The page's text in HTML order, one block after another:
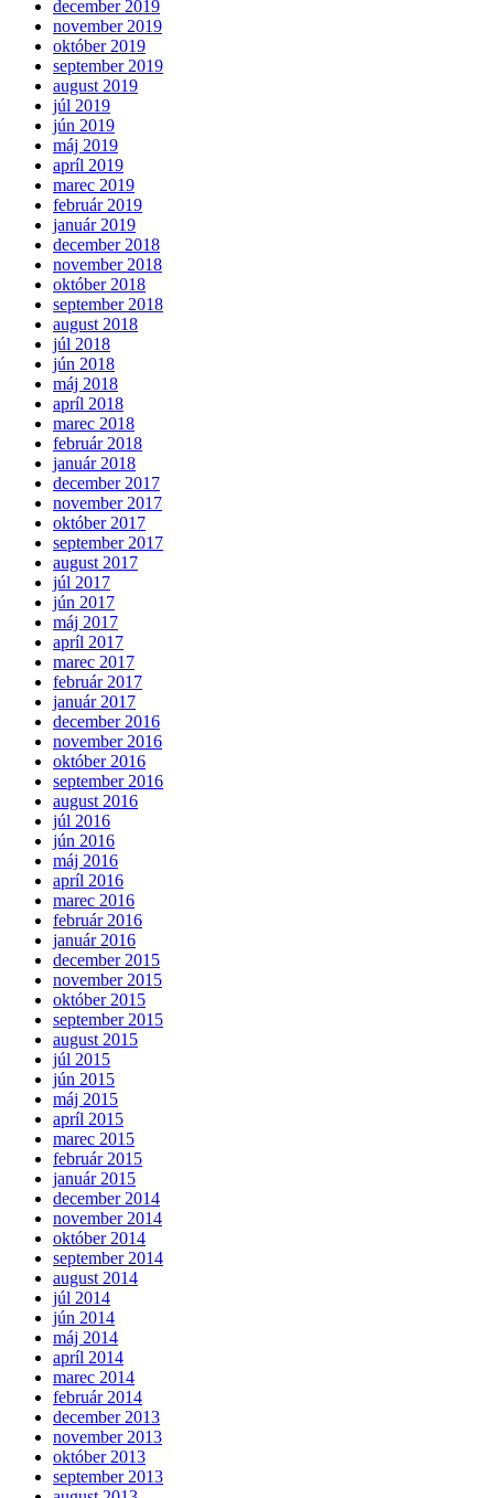
december 2019
november 2019
október 2019
september 2019
august 2019
júl 2019
jún 2019
máj 2019
apríl 2019
marec 2019
február 2019
január 2019
december 2018
november 2018
október 2018
september 2018
august 2018
júl 2018
jún 2018
máj 2018
apríl 2018
marec 2018
február 2018
január 2018
december 2017
november 2017
október 2017
september 2017
august 2017
júl 2017
jún 2017
máj 2017
apríl 2017
marec 2017
február 2017
január 2017
december 2016
november 2016
október 2016
september 2016
august 2016
júl 2016
jún 2016
máj 2016
apríl 2016
marec 2016
február 2016
január 2016
december 2015
november 2015
október 2015
september 2015
august 2015
júl 2015
jún 2015
máj 2015
apríl 2015
marec 2015
február 2015
január 2015
december 2014
november 2014
október 2014
september 2014
august 2014
júl 2014
jún 2014
máj 2014
apríl 2014
marec 2014
február 2014
december 2013
november 2013
október 2013
september 2013